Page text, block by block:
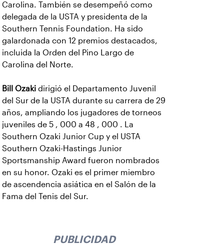
Carolina. También se desempeñó como
delegada de la USTA y presidenta de la
Southern Tennis Foundation. Ha sido
galardonada con 12 premios destacados,
incluida la Orden del Pino Largo de
Carolina del Norte.
Bill Ozaki dirigió el Departamento Juvenil
del Sur de la USTA durante su carrera de 29
años, ampliando los jugadores de torneos
juveniles de 5 , 000 a 48 , 000 . La
Southern Ozaki Junior Cup y el USTA
Southern Ozaki-Hastings Junior
Sportsmanship Award fueron nombrados
en su honor. Ozaki es el primer miembro
de ascendencia asiática en el Salón de la
Fama del Tenis del Sur.
PUBLICIDAD